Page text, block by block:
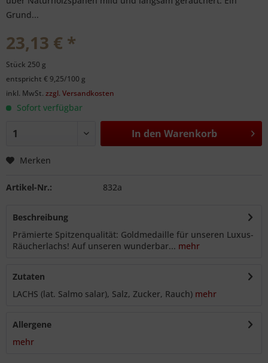
Grund...
23,13 € *
Stück 250 g
entspricht € 9,25/100 g
inkl. MwSt. zzgl. Versandkosten
Sofort verfügbar
In den Warenkorb
Merken
Artikel-Nr.: 832a
Beschreibung
Prämierte Spitzenqualität: Goldmedaille für unseren Luxus-
Räucherlachs! Auf unseren wunderbar... mehr
Zutaten
LACHS (lat. Salmo salar), Salz, Zucker, Rauch) mehr
Allergene
mehr